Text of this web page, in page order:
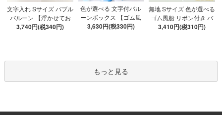
文字入れ Sサイズ バブル
バルーン 【浮かせてお
届け】 バルーン
3,740円(税340円)
色が選べる 文字付バル
ーンボックス 【ゴム風
船&文字パーツ付き】 DI
ツ52枚 推し活
3,630円(税330円)
無地 Sサイズ 色が選べる
ゴム風船 リボン付き バ
ブルバルーン 【浮かせ
3,410円(税310円)
もっと見る